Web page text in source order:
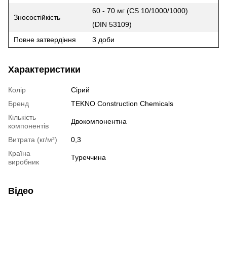
Зносостійкість
60 - 70 мг (CS 10/1000/1000)
(DIN 53109)
Повне затвердіння
3 доби
Характеристики
Колір
Сірий
Бренд
TEKNO Construction Chemicals
Кількість
компонентів
Двокомпонентна
Витрата (кг/м²)
0,3
Країна
виробник
Туреччина
Відео